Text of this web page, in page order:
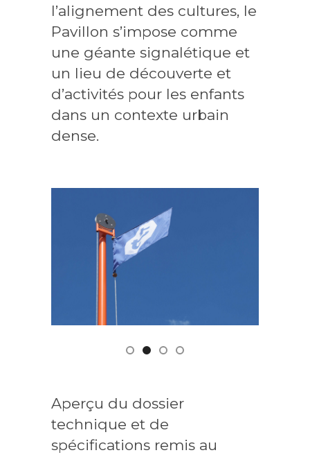
l’alignement des cultures, le
Pavillon s’impose comme
une géante signalétique et
un lieu de découverte et
d’activités pour les enfants
dans un contexte urbain
dense.
Aperçu du dossier
technique et de
spécifications remis au